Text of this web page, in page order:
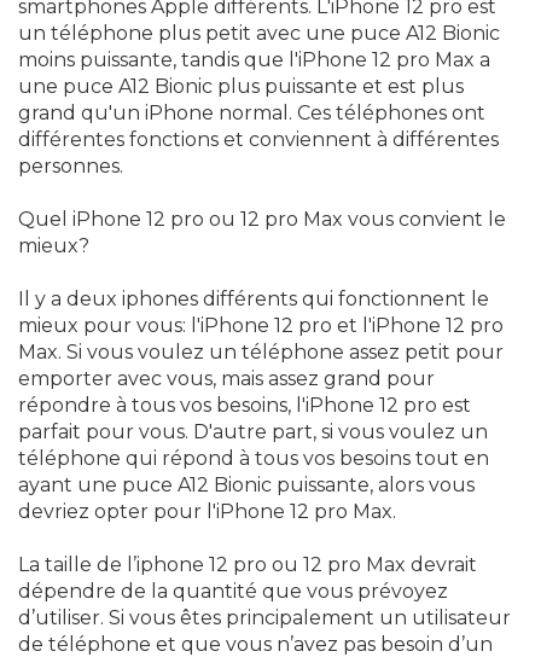
smartphones Apple différents. L'iPhone 12 pro est
un téléphone plus petit avec une puce A12 Bionic
moins puissante, tandis que l'iPhone 12 pro Max a
une puce A12 Bionic plus puissante et est plus
grand qu'un iPhone normal. Ces téléphones ont
différentes fonctions et conviennent à différentes
personnes.
Quel iPhone 12 pro ou 12 pro Max vous convient le
mieux?
Il y a deux iphones différents qui fonctionnent le
mieux pour vous: l'iPhone 12 pro et l'iPhone 12 pro
Max. Si vous voulez un téléphone assez petit pour
emporter avec vous, mais assez grand pour
répondre à tous vos besoins, l'iPhone 12 pro est
parfait pour vous. D'autre part, si vous voulez un
téléphone qui répond à tous vos besoins tout en
ayant une puce A12 Bionic puissante, alors vous
devriez opter pour l'iPhone 12 pro Max.
La taille de l’iphone 12 pro ou 12 pro Max devrait
dépendre de la quantité que vous prévoyez
d’utiliser. Si vous êtes principalement un utilisateur
de téléphone et que vous n’avez pas besoin d’un